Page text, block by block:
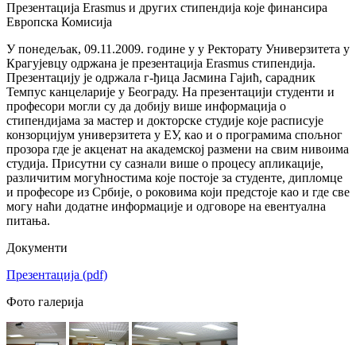
Презентација Erasmus и других стипендија које финансира
Европска Комисија
У понедељак, 09.11.2009. године у у Ректорату Универзитета у
Крагујевцу одржана је презентација Erasmus стипендија.
Презентацију је одржала г-ђица Јасмина Гајић, сарадник
Темпус канцеларије у Београду. На презентацији студенти и
професори могли су да добију више информација о
стипендијама за мастер и докторске студије које расписује
конзорцијум универзитета у ЕУ, као и о програмима спољног
прозора где је акценат на академској размени на свим нивоима
студија. Присутни су сазнали више о процесу апликације,
различитим могућностима које постоје за студенте, дипломце
и професоре из Србије, о роковима који предстоје као и где све
могу наћи додатне информације и одговоре на евентуална
питања.
Документи
Презентација (pdf)
Фото галерија